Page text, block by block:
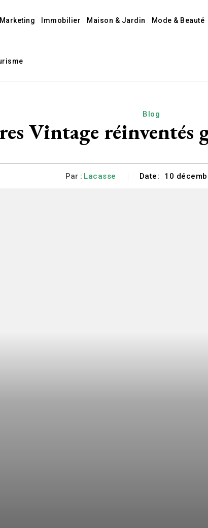
Immobilier Maison & Jardin Mode & Beauté
Blog
Vintage réinventés
Par : Lacasse Date: 10